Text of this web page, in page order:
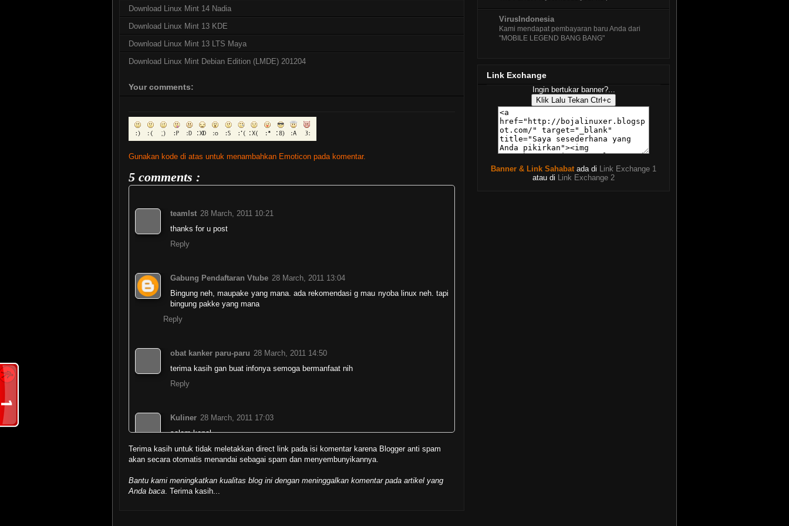
Download Linux Mint 14 Nadia
Download Linux Mint 13 KDE
Download Linux Mint 13 LTS Maya
Download Linux Mint Debian Edition (LMDE) 201204
Your comments:
Gunakan kode di atas untuk menambahkan Emoticon pada komentar.
5 comments :
teamlst 28 March, 2011 10:21
thanks for u post
Reply
Gabung Pendaftaran Vtube 28 March, 2011 13:04
Bingung neh, maupake yang mana. ada rekomendasi g mau nyoba linux neh. tapi
bingung pakke yang mana
Reply
obat kanker paru-paru 28 March, 2011 14:50
terima kasih gan buat infonya semoga bermanfaat nih
Reply
Kuliner 28 March, 2011 17:03
salam kenal .
makasih buat infonya .
sukses selalu .
Terima kasih untuk tidak meletakkan direct link pada isi komentar karena Blogger anti spam
akan secara otomatis menandai sebagai spam dan menyembunyikannya.
Bantu kami meningkatkan kualitas blog ini dengan meninggalkan komentar pada artikel yang
Anda baca. Terima kasih...
Ocelot"
Rilis KDE 4.6.1 - Update
Pemeliharaan Pertama KDE 4.6
Panduan Menginstal BackTrack 4 R2
Untuk Pemula
Mandriva Linux 2011 Alpha 2 Telah
Tersedia Untuk D...
PCMAV 4.7 Update Build 4, PCMAV
Terbaru, Clamav 0....
►February ( 25 )
( 246 )
VirusIndonesia
Kami mendapat pembayaran baru Anda dari
"MOBILE LEGEND BANG BANG"
Link Exchange
Ingin bertukar banner?...
Banner & Link Sahabat ada di Link Exchange 1
atau di Link Exchange 2